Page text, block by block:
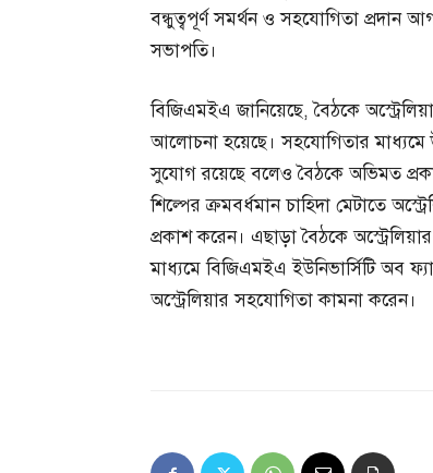
বন্ধুত্বপূর্ণ সমর্থন ও সহযোগিতা
সভাপতি।
বিজিএমইএ জানিয়েছে, বৈঠকে
আলোচনা হয়েছে। সহযোগিতার মাধ্যমে
সুযোগ রয়েছে বলেও বৈঠকে অভিমত
শিল্পের ক্রমবর্ধমান চাহিদা মেটাতে
প্রকাশ করেন। এছাড়া বৈঠকে
মাধ্যমে বিজিএমইএ ইউনিভার্সিটি অব
অস্ট্রেলিয়ার সহযোগিতা কামনা করেন।